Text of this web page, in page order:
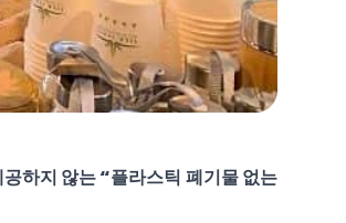
하지 않는 “플라스틱 폐기물 없는